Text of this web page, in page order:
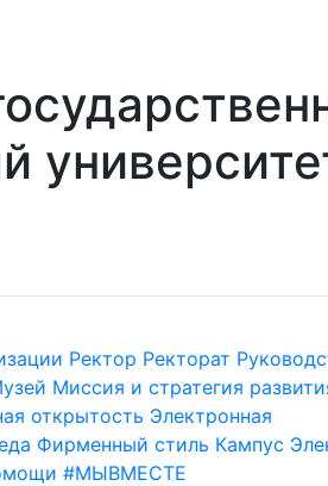
Ректор Ректорат
Миссия и стратегия
открытость Электронная
Фирменный стиль Кампус
#МЫВМЕСТЕ